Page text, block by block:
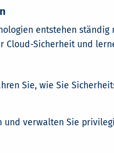
entstehen
Sicherheit und
Sie, wie Sie
und verwalten Sie